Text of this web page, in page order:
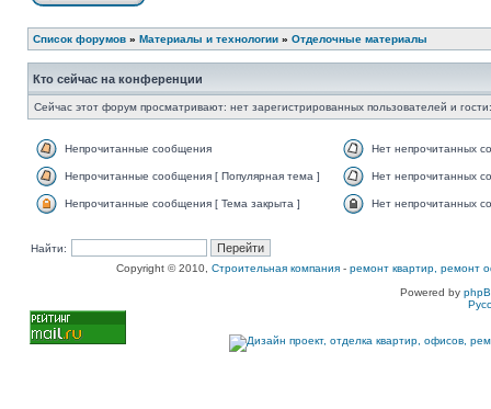
Список форумов » Материалы и технологии » Отделочные материалы
Кто сейчас на конференции
Сейчас этот форум просматривают: нет зарегистрированных пользователей и
Непрочитанные сообщения Нет непрочитанных
Непрочитанные сообщения [ Популярная тема ] Нет непрочитанных
Непрочитанные сообщения [ Тема закрыта ] Нет непрочитанных
Найти:
Copyright © 2010, Строительная компания - ремонт квартир, ремонт
Powered by